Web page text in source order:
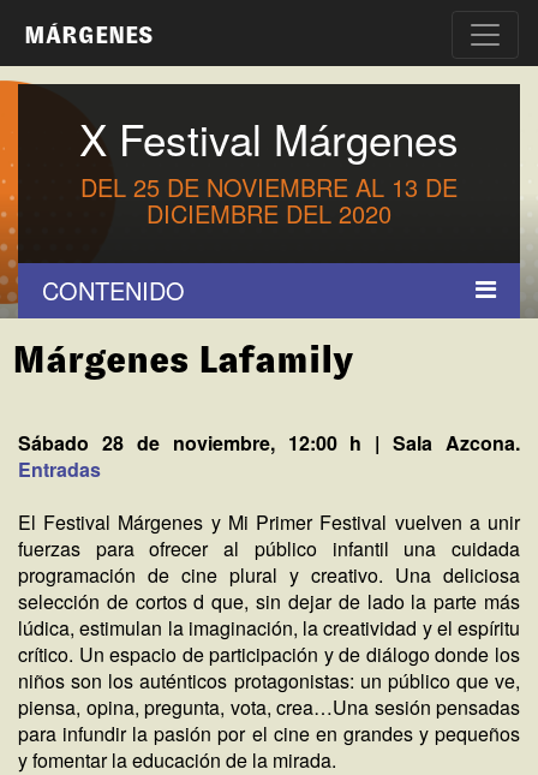
MÁRGENES
X Festival Márgenes
DEL 25 DE NOVIEMBRE AL 13 DE
DICIEMBRE DEL 2020
CONTENIDO
Márgenes Lafamily
Sábado 28 de noviembre, 12:00 h | Sala Azcona.
Entradas
El Festival Márgenes y Mi Primer Festival vuelven a unir
fuerzas para ofrecer al público infantil una cuidada
programación de cine plural y creativo. Una deliciosa
selección de cortos d que, sin dejar de lado la parte más
lúdica, estimulan la imaginación, la creatividad y el espíritu
crítico. Un espacio de participación y de diálogo donde los
niños son los auténticos protagonistas: un público que ve,
piensa, opina, pregunta, vota, crea…Una sesión pensadas
para infundir la pasión por el cine en grandes y pequeños
y fomentar la educación de la mirada.